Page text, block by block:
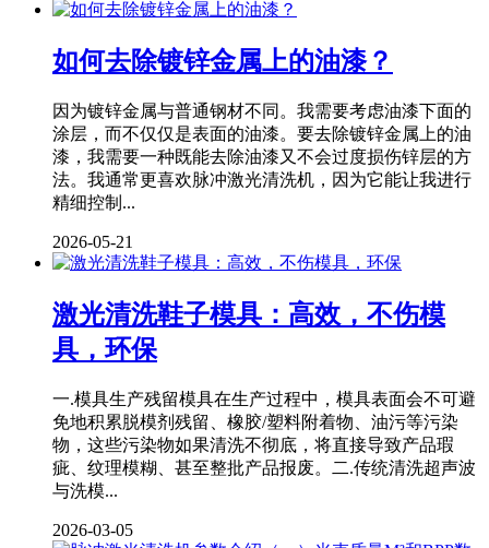
如何去除镀锌金属上的油漆？
因为镀锌金属与普通钢材不同。我需要考虑油漆下面的
涂层，而不仅仅是表面的油漆。要去除镀锌金属上的油
漆，我需要一种既能去除油漆又不会过度损伤锌层的方
法。我通常更喜欢脉冲激光清洗机，因为它能让我进行
精细控制...
2026-05-21
激光清洗鞋子模具：高效，不伤模
具，环保
一.模具生产残留模具在生产过程中，模具表面会不可避
免地积累脱模剂残留、橡胶/塑料附着物、油污等污染
物，这些污染物如果清洗不彻底，将直接导致产品瑕
疵、纹理模糊、甚至整批产品报废。二.传统清洗超声波
与洗模...
2026-03-05